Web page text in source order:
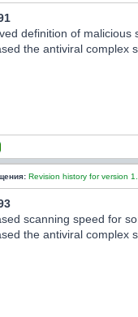
definition of malicious
the antiviral complex
Revision history for version
scanning speed for
the antiviral complex